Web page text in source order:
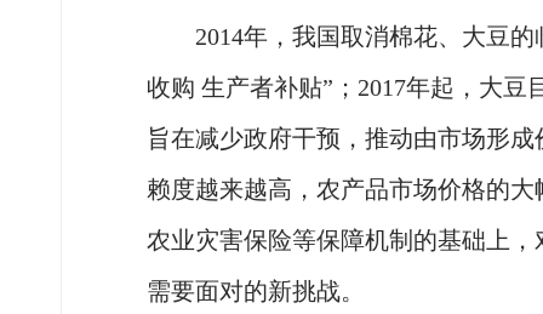
2014年，我国取消棉花、大豆
收购 生产者补贴”；2017年起，大
旨在减少政府干预，推动由市场形
赖度越来越高，农产品市场价格的
农业灾害保险等保障机制的基础上
需要面对的新挑战。